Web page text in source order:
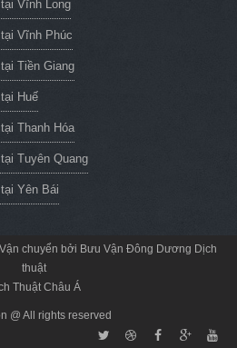
Vĩnh Long
Vĩnh Phúc
Tiền Giang
Huế
Thanh Hóa
Tuyên Quang
Yên Bái
chuyển bởi Bưu Vận Đông Dương Dịch
thuật
Thuật Châu Á
@ All rights reserved